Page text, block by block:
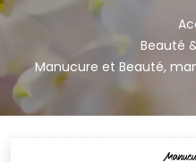
Beauté
Manucure et Beauté,